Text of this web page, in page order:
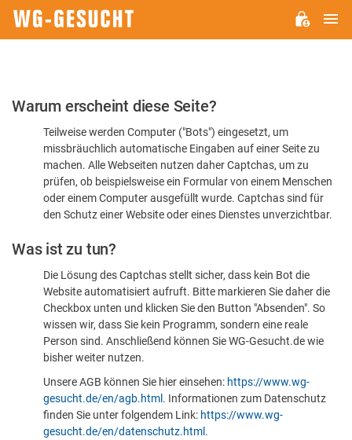
Bitte
dass
sind
Warum erscheint diese Seite?
Teilweise werden Computer ("Bots") eingesetzt, um
missbräuchlich automatische Eingaben auf einer Seite zu
machen. Alle Webseiten nutzen daher Captchas, um zu
prüfen, ob beispielsweise ein Formular von einem Menschen
oder einem Computer ausgefüllt wurde. Captchas sind für
den Schutz einer Website oder eines Dienstes unverzichtbar.
Was ist zu tun?
Die Lösung des Captchas stellt sicher, dass kein Bot die
Website automatisiert aufruft. Bitte markieren Sie daher die
Checkbox unten und klicken Sie den Button "Absenden". So
wissen wir, dass Sie kein Programm, sondern eine reale
Person sind. Anschließend können Sie WG-Gesucht.de wie
bisher weiter nutzen.
Unsere AGB können Sie hier einsehen: https://www.wg-
gesucht.de/en/agb.html . Informationen zum Datenschutz
finden Sie unter folgendem Link: https://www.wg-
gesucht.de/en/datenschutz.html .